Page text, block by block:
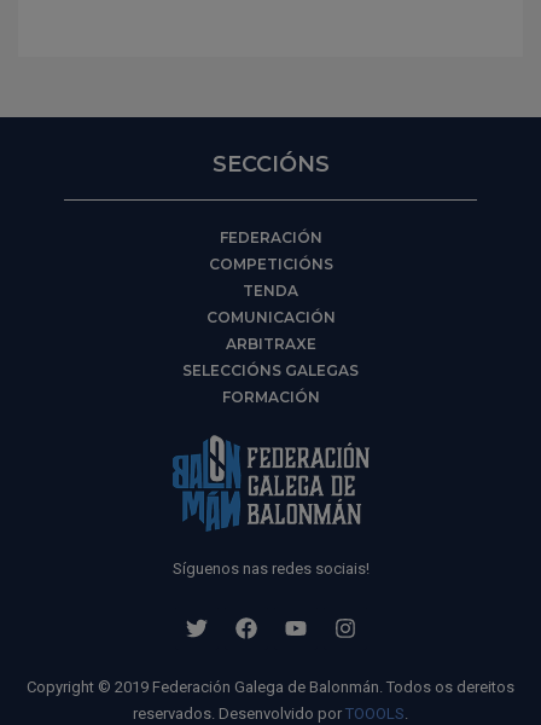
SECCIÓNS
FEDERACIÓN
COMPETICIÓNS
TENDA
COMUNICACIÓN
ARBITRAXE
SELECCIÓNS GALEGAS
FORMACIÓN
Síguenos nas redes sociais!
Copyright © 2019 Federación Galega de Balonmán. Todos os dereitos
reservados. Desenvolvido por TOOOLS.